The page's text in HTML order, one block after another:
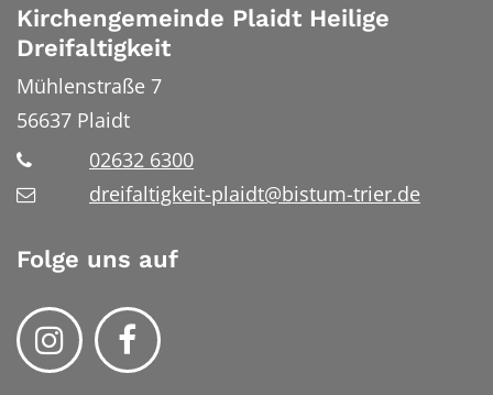
Kirchengemeinde Plaidt Heilige
Dreifaltigkeit
Mühlenstraße 7
56637 Plaidt
02632 6300
dreifaltigkeit-plaidt@bistum-trier.de
Folge uns auf